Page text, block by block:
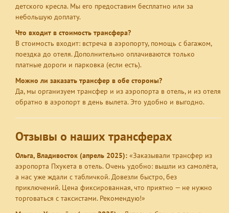
детского кресла. Мы его предоставим бесплатно или за
небольшую доплату.
Что входит в стоимость трансфера?
В стоимость входит: встреча в аэропорту, помощь с багажом,
поездка до отеля. Дополнительно оплачиваются только
платные дороги и парковка (если есть).
Можно ли заказать трансфер в обе стороны?
Да, мы организуем трансфер и из аэропорта в отель, и из отеля
обратно в аэропорт в день вылета. Это удобно и выгодно.
Отзывы о наших трансферах
Ольга, Владивосток (апрель 2025): «Заказывали трансфер из
аэропорта Пхукета в отель. Очень удобно: вышли из самолёта,
а нас уже ждали с табличкой. Довезли быстро, без
приключений. Цена фиксированная, что приятно — не нужно
торговаться с таксистами. Рекомендую!»